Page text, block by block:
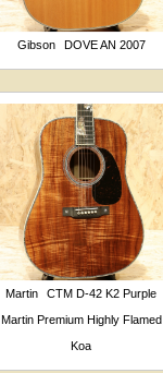
Gibson DOVE AN 2007
Martin
CTM D-42 K2 Purple
Martin Premium Highly Flamed
Koa